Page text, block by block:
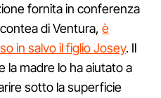
fornita in conferenza
di Ventura, è
in salvo il figlio Josey. Il
la madre lo ha aiutato a
sotto la superficie